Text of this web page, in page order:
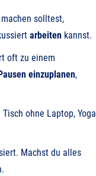
solltest,
arbeiten kannst.
oft zu einem
einzuplanen,
ohne Laptop, Yoga
Machst du alles